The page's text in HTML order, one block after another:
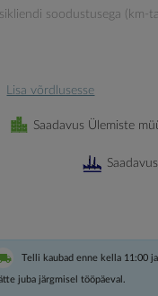
soodustusega (km-
Lisa võrdlusesse
Saadavus Ülemiste
Telli kaubad enne kella 11:00
juba järgmisel tööpäeval.